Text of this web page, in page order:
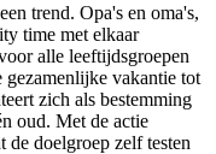
trend. Opa's en oma's,
time met elkaar
alle leeftijdsgroepen
gezamenlijke vakantie tot
zich als bestemming
oud. Met de actie
de doelgroep zelf testen